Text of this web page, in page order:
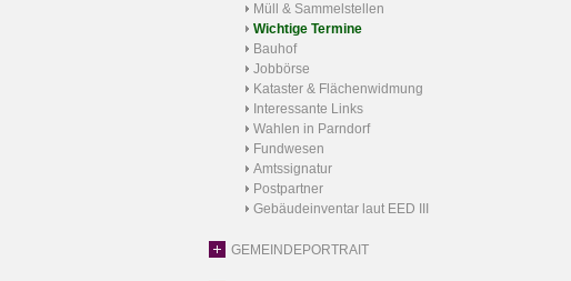
Müll & Sammelstellen
Wichtige Termine
Bauhof
Jobbörse
Kataster & Flächenwidmung
Interessante Links
Wahlen in Parndorf
Fundwesen
Amtssignatur
Postpartner
Gebäudeinventar laut EED III
GEMEINDEPORTRAIT